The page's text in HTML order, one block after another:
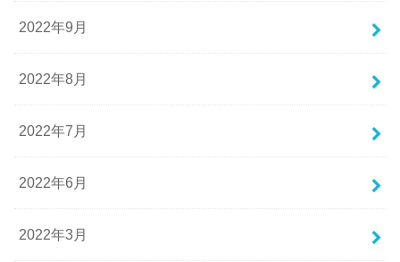
2022年9月
2022年8月
2022年7月
2022年6月
2022年3月